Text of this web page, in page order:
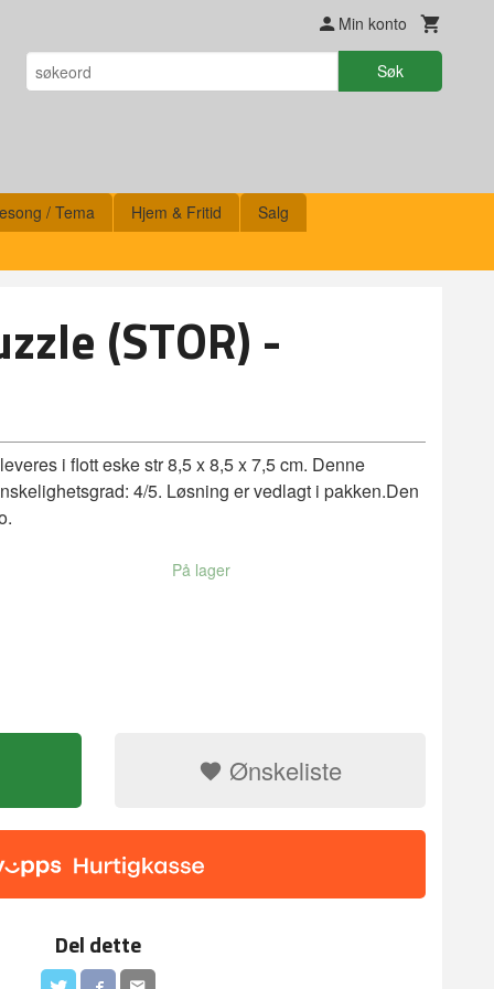
Min konto
Søk
/ Tema Hjem & Fritid Salg
(STOR) -
i flott eske str 8,5 x 8,5 x 7,5 cm. Denne
4/5. Løsning er vedlagt i pakken.Den
På lager
Ønskeliste
Del dette